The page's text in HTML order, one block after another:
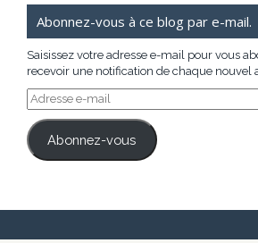
Abonnez-vous à ce blog par e-mail.
Saisissez votre adresse e-mail pour vous
recevoir une notification de chaque nouvel
Adresse
e-
mail
Abonnez-vous